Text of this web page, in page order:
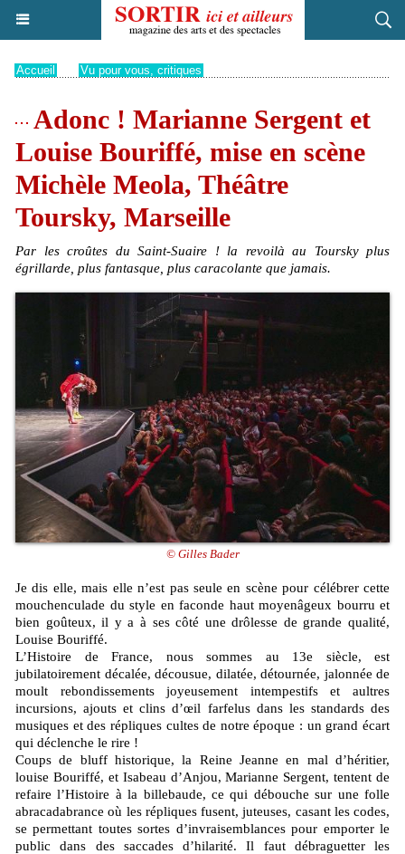
Accueil Vu pour vous, critiques
Adonc ! Marianne Sergent et
Louise Bouriffé, mise en scène
Michèle Meola, Théâtre
Toursky, Marseille
Par les croûtes du Saint-Suaire ! la revoilà au Toursky plus
égrillarde, plus fantasque, plus caracolante que jamais.
© Gilles Bader
Je dis elle, mais elle n’est pas seule en scène pour célébrer cette
mouchenculade du style en faconde haut moyenâgeux bourru et
bien goûteux, il y a à ses côté une drôlesse de grande qualité,
Louise Bouriffé.
L’Histoire de France, nous sommes au 13e siècle, est
jubilatoirement décalée, décousue, dilatée, détournée, jalonnée de
moult rebondissements joyeusement intempestifs et aultres
incursions, ajouts et clins d’œil farfelus dans les standards des
musiques et des répliques cultes de notre époque : un grand écart
qui déclenche le rire !
Coups de bluff historique, la Reine Jeanne en mal d’héritier,
louise Bouriffé, et Isabeau d’Anjou, Marianne Sergent, tentent de
refaire l’Histoire à la billebaude, ce qui débouche sur une folle
abracadabrance où les répliques fusent, juteuses, casant les codes,
se permettant toutes sortes d’invraisemblances pour emporter le
public dans des saccades d’hilarité. Il faut débraguetter les